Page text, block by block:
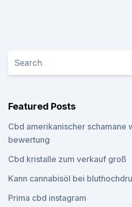
Featured Posts
Cbd amerikanischer schamane
bewertung
Cbd kristalle zum verkauf groß
Kann cannabisöl bei
Prima cbd instagram